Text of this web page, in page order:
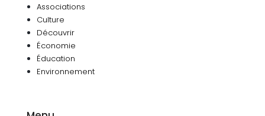
Associations
Culture
Découvrir
Économie
Éducation
Environnement